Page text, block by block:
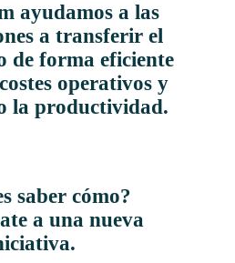
ayudamos a las
a transferir el
de forma eficiente
operativos y
la productividad.
saber cómo?
a una nueva